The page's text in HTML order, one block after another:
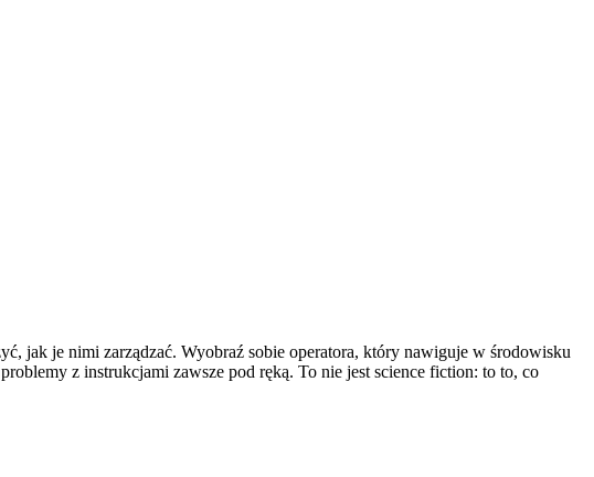
jak je nimi zarządzać. Wyobraź sobie operatora, który nawiguje w środowisku
z instrukcjami zawsze pod ręką. To nie jest science fiction: to to, co